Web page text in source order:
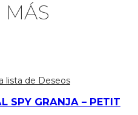
MÁS
lista de Deseos
SPY GRANJA – PETIT